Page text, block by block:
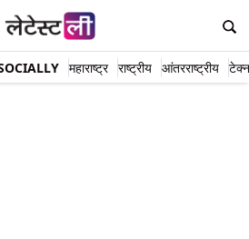
महाराष्ट्र राष्ट्रीय आंतरराष्ट्रीय